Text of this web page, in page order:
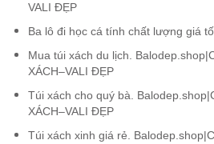
VALI ĐẸP
Ba lô đi học cá tính chất lượng giá
Mua túi xách du lịch.
XÁCH–VALI ĐẸP
Túi xách cho quý bà.
XÁCH–VALI ĐẸP
Túi xách xinh giá rẻ.